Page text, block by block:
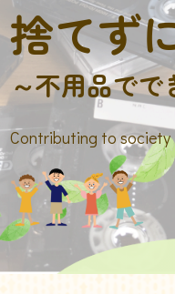
捨てず
～不用品でで
Contributing to